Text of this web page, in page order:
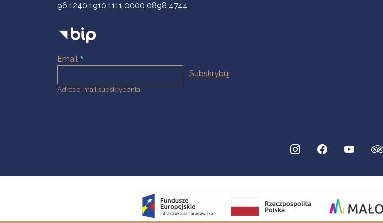
96 1240 1910 1111 0000 0898 4744
Email
Adres e-mail subskrybenta.